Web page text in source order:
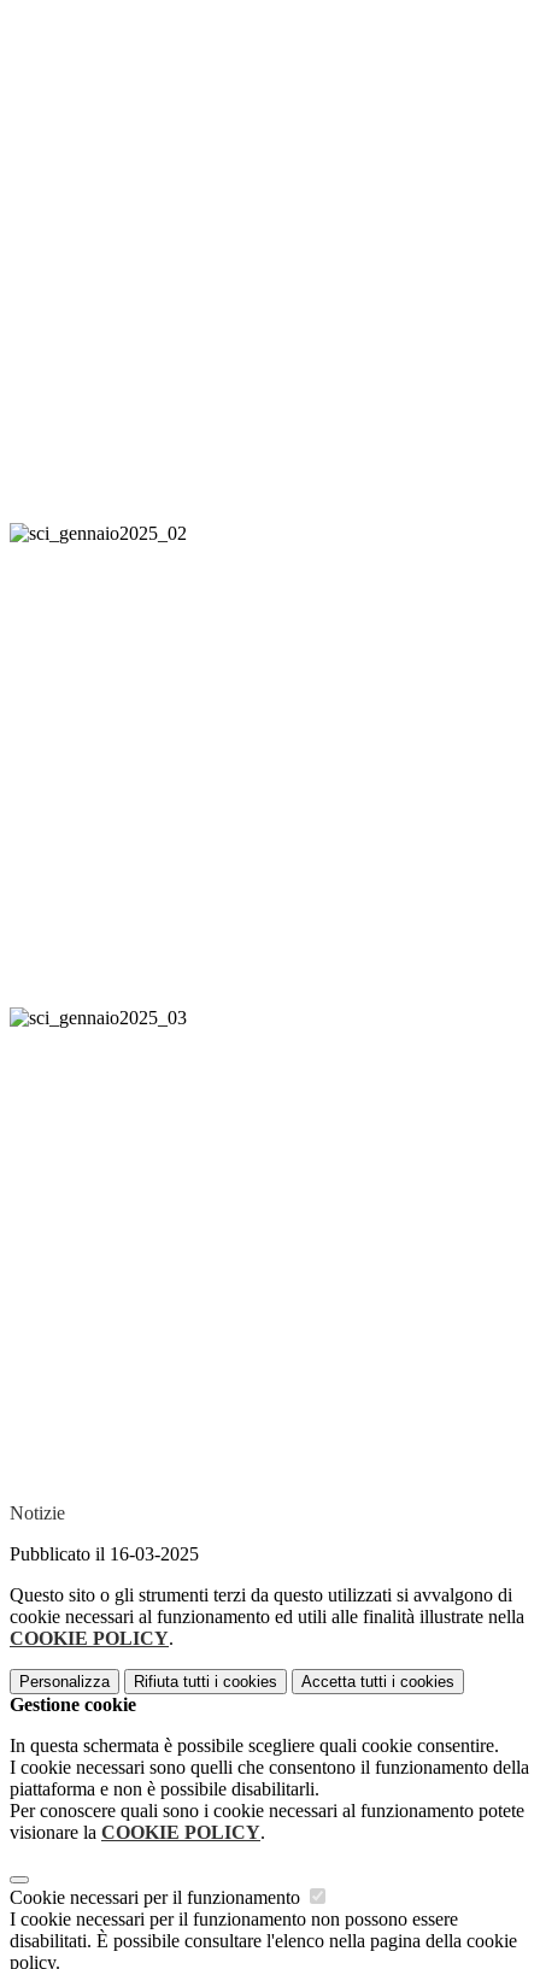
Notizie
Pubblicato il 16-03-2025
Questo sito o gli strumenti terzi da questo utilizzati si avvalgono di
cookie necessari al funzionamento ed utili alle finalità illustrate nella
COOKIE POLICY.
Personalizza Rifiuta tutti i cookies Accetta tutti i cookies
Gestione cookie
In questa schermata è possibile scegliere quali cookie consentire.
I cookie necessari sono quelli che consentono il funzionamento della
piattaforma e non è possibile disabilitarli.
Per conoscere quali sono i cookie necessari al funzionamento potete
visionare la COOKIE POLICY.
Cookie necessari per il funzionamento
I cookie necessari per il funzionamento non possono essere
disabilitati. È possibile consultare l'elenco nella pagina della cookie
policy.